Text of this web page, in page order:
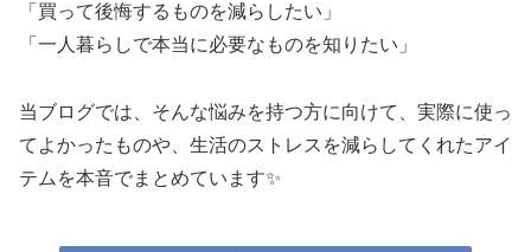
「買って後悔するものを減らしたい」
「一人暮らしで本当に必要なものを知りたい」
当ブログでは、そんな悩みを持つ方に向けて、実際に使っ
てよかったものや、生活のストレスを減らしてくれたアイ
テムを本音でまとめています✨